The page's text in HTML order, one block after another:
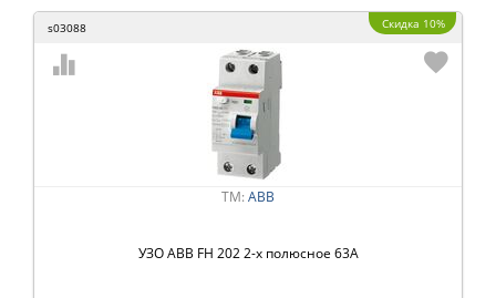
s03088 Скидка 10%
ТМ: ABB
УЗО ABB FH 202 2-х полюсное 63A